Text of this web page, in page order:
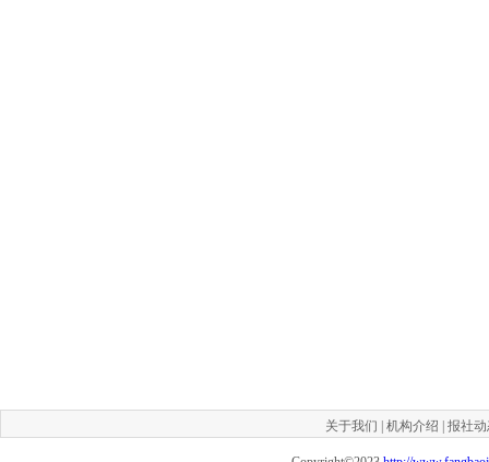
关于我们 机构介绍 报社